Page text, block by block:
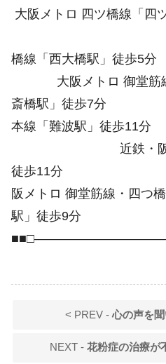
大阪メトロ 四ツ橋線
大阪メト
橋線「西大橋
大阪メトロ 御堂筋線
斎橋駅」徒
本線「難波
近鉄・阪神電鉄
徒歩
阪メトロ 御堂筋線・四つ
駅」徒歩9分
< PREV - 心の声を
NEXT - 花粉症の治療が